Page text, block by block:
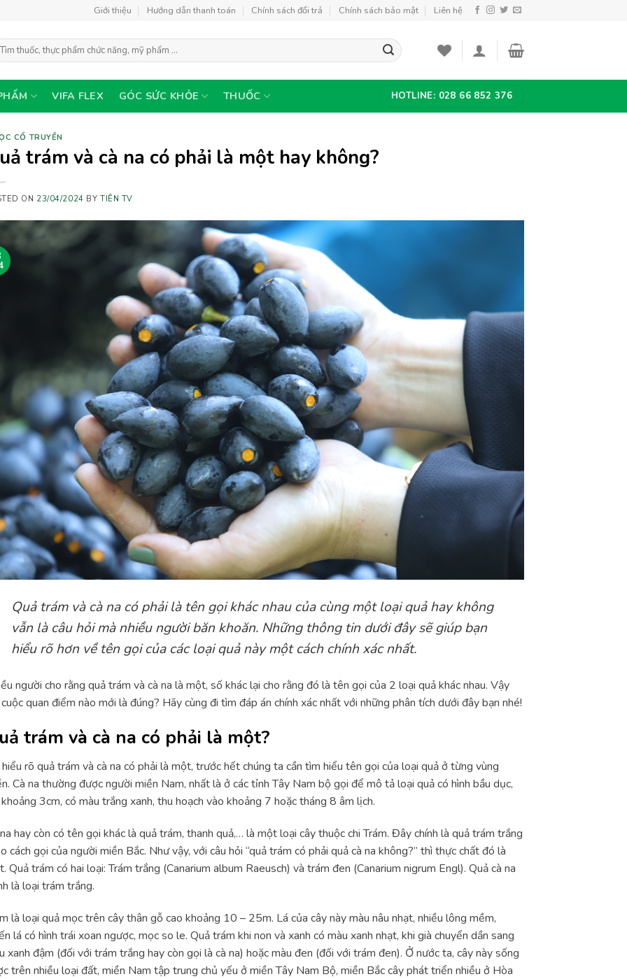
Giới thiệu Hướng dẫn thanh toán Chính sách đổi trả Chính sách bảo mật Liên hệ
VIFA FLEX GÓC SỨC KHỎE THUỐC HOTLINE: 028 66 852 376
CỔ TRUYỀN
trám và cà na có phải là một hay không?
ON 23/04/2024 BY TIÊN TV
Quả trám và cà na có phải là tên gọi khác nhau của cùng một loại quả hay không
vẫn là câu hỏi mà nhiều người băn khoăn. Những thông tin dưới đây sẽ giúp bạn
hiểu rõ hơn về tên gọi của các loại quả này một cách chính xác nhất.
người cho rằng quả trám và cà na là một, số khác lại cho rằng đó là tên gọi của 2 loại quả khác nhau. Vậy
quan điểm nào mới là đúng? Hãy cùng đi tìm đáp án chính xác nhất với những phân tích dưới đây bạn nhé!
trám và cà na có phải là một?
rõ quả trám và cà na có phải là một, trước hết chúng ta cần tìm hiểu tên gọi của loại quả ở từng vùng
Cà na thường được người miền Nam, nhất là ở các tỉnh Tây Nam bộ gọi để mô tả loại quả có hình bầu dục,
3cm, có màu trắng xanh, thu hoạch vào khoảng 7 hoặc tháng 8 âm lịch.
hay còn có tên gọi khác là quả trám, thanh quả,… là một loại cây thuộc chi Trám. Đây chính là quả trám trắng
cách gọi của người miền Bắc. Như vậy, với câu hỏi “quả trám có phải quả cà na không?” thì thực chất đó là
Quả trám có hai loại: Trám trắng (Canarium album Raeusch) và trám đen (Canarium nigrum Engl). Quả cà na
là loại trám trắng.
là loại quả mọc trên cây thân gỗ cao khoảng 10 – 25m. Lá của cây này màu nâu nhạt, nhiều lông mềm,
lá có hình trái xoan ngược, mọc so le. Quả trám khi non và xanh có màu xanh nhạt, khi già chuyển dần sang
xanh đậm (đối với trám trắng hay còn gọi là cà na) hoặc màu đen (đối với trám đen). Ở nước ta, cây này sống
trên nhiều loại đất, miền Nam tập trung chủ yếu ở miền Tây Nam Bộ, miền Bắc cây phát triển nhiều ở Hòa